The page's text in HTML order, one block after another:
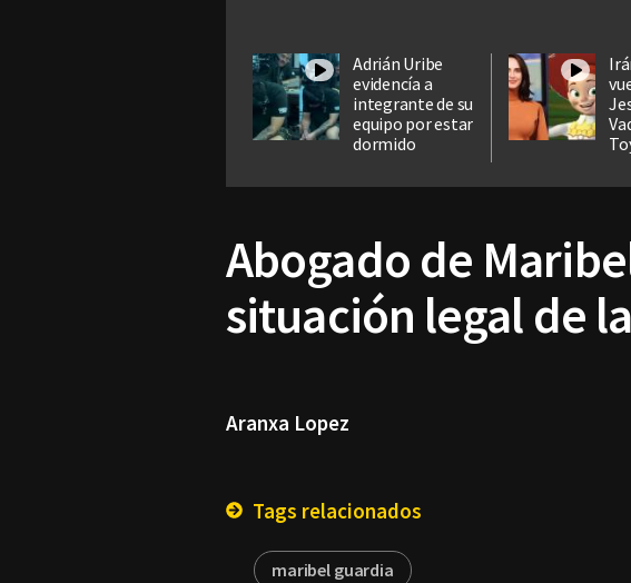
Adrián Uribe
evidencía a
integrante de su
equipo por estar
dormido
Abogado de
situación legal de
Aranxa Lopez
Tags relacionados
maribel guardia